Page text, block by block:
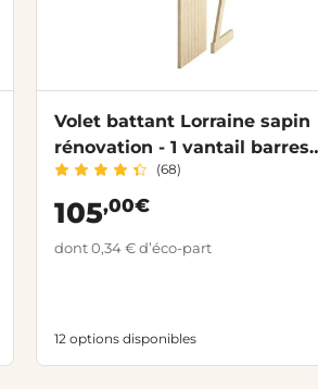
Volet battant Lorraine sapin
rénovation - 1 vantail barres/
écharpe
(68)
105,00€
dont 0,34 € d’éco-part
12 options disponibles